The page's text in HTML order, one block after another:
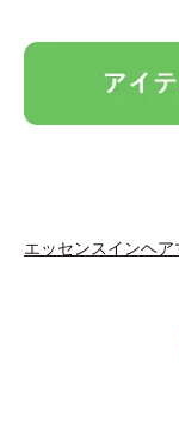
エッセンスインヘア